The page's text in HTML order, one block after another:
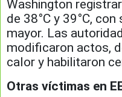
Washington
de 38°C y 39°C,
mayor. Las
modificaron actos,
calor y habilitaron
Otras víctimas en